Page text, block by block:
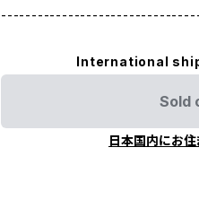
International
Sold
日本国内にお